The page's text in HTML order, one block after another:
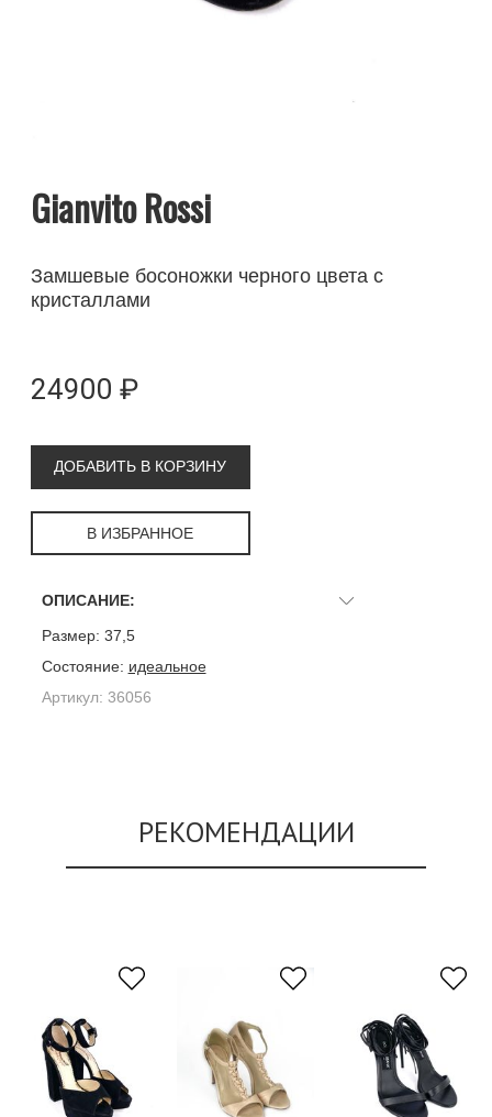
Gianvito Rossi
Замшевые босоножки черного цвета с
кристаллами
24900 ₽
ДОБАВИТЬ В КОРЗИНУ
В ИЗБРАННОЕ
ОПИСАНИЕ:
Размер: 37,5
Состояние: идеальное
Артикул: 36056
РЕКОМЕНДАЦИИ